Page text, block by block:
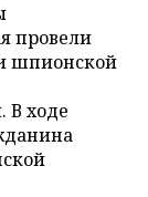
провели
шпионской
В ходе